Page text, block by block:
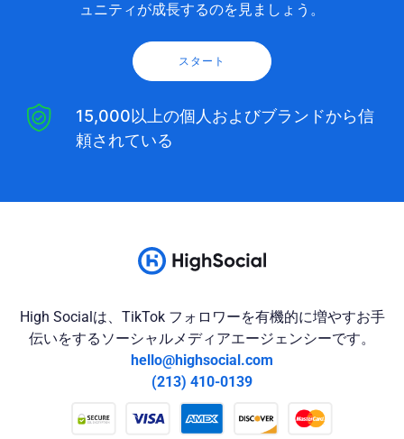
ュニティが成長するのを見ましょう。
スタート
15,000以上の個人およびブランドから信
頼されている
High Socialは、TikTok フォロワーを有機的に増やすお手
伝いをするソーシャルメディアエージェンシーです。
hello@highsocial.com
(213) 410-0139